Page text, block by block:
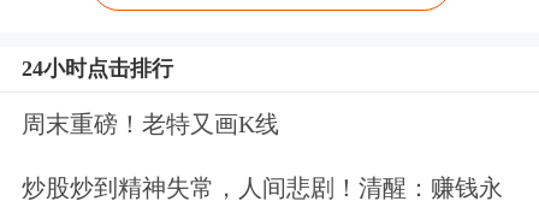
24小时点击排行
周末重磅！老特又画K线
炒股炒到精神失常，人间悲剧！清醒：赚钱永